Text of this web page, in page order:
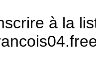
à la